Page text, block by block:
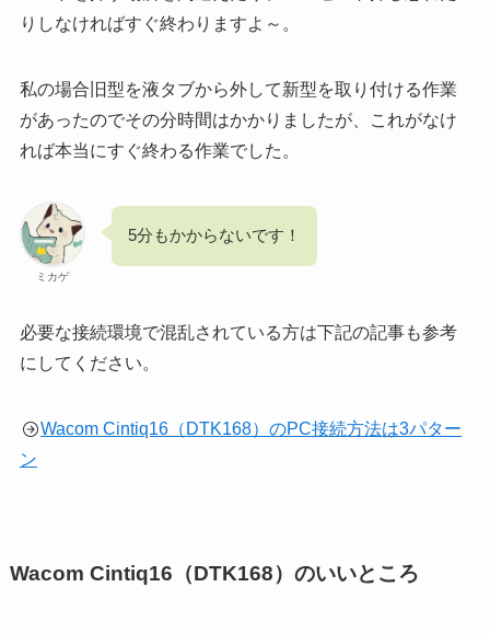
りしなければすぐ終わりますよ～。
私の場合旧型を液タブから外して新型を取り付ける作業
があったのでその分時間はかかりましたが、これがなけ
れば本当にすぐ終わる作業でした。
ミカゲ
5分もかからないです！
必要な接続環境で混乱されている方は下記の記事も参考
にしてください。
Wacom Cintiq16（DTK168）のPC接続方法は3パター
ン
Wacom Cintiq16（DTK168）のいいところ